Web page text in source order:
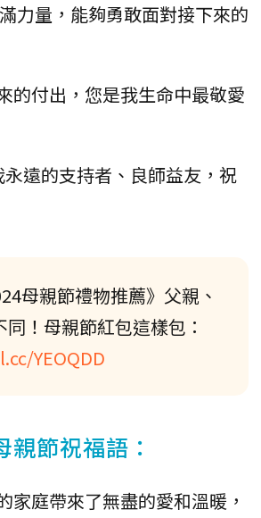
力量，能夠勇敢面對接下來的
的付出，您是我生命中最敬愛
遠的支持者、良師益友，祝
母親節禮物推薦》父親、
！母親節紅包這樣包：
YEOQDD
親節祝福語：
家庭帶來了無盡的愛和溫暖，